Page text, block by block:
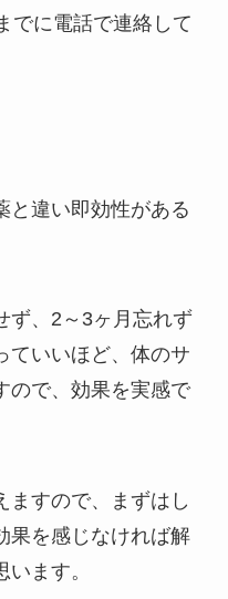
でに電話で連絡して
と違い即効性がある
ず、2～3ヶ月忘れず
ていいほど、体のサ
ので、効果を実感で
ますので、まずはし
果を感じなければ解
ます。